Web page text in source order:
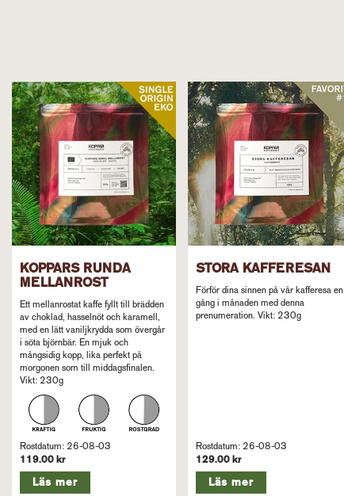
KOPPARS RUNDA
MELLANROST
Ett mellanrostat kaffe fyllt till brädden
av choklad, hasselnöt och karamell,
med en lätt vaniljkrydda som övergår
i söta björnbär. En mjuk och
mångsidig kopp, lika perfekt på
morgonen som till middagsfinalen.
Vikt: 230g
Rostdatum: 26-08-03
119.00 kr
Läs mer
STORA KAFFERESAN
Förför dina sinnen på vår kafferesa en
gång i månaden med denna
prenumeration. Vikt: 230g
Rostdatum: 26-08-03
129.00 kr
Läs mer